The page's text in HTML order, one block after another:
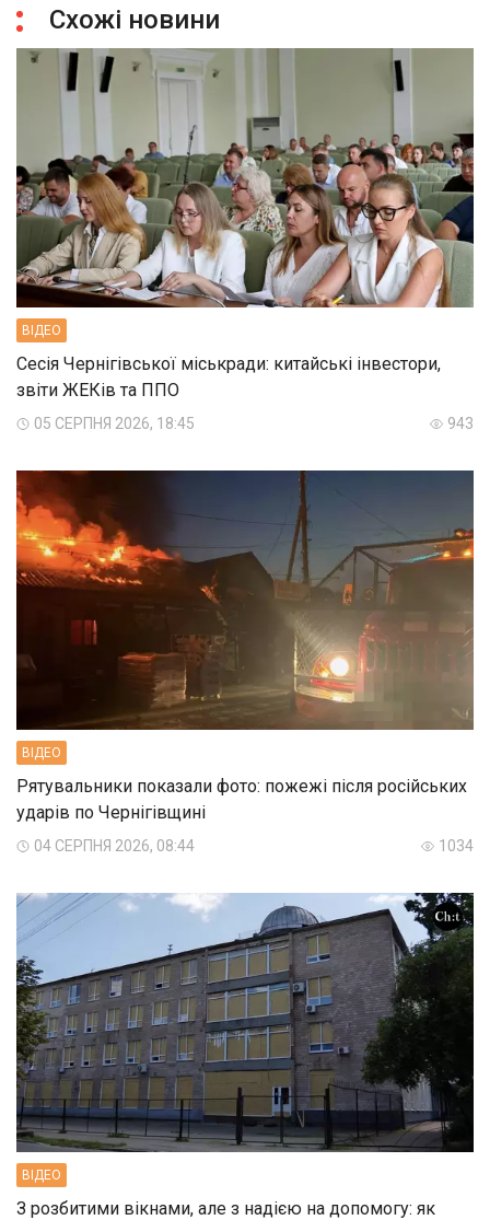
Схожі новини
ВIДЕО
Сесія Чернігівської міськради: китайські інвестори,
звіти ЖЕКів та ППО
05 СЕРПНЯ 2026, 18:45 943
ВIДЕО
Рятувальники показали фото: пожежі після російських
ударів по Чернігівщині
04 СЕРПНЯ 2026, 08:44 1034
ВIДЕО
З розбитими вікнами, але з надією на допомогу: як